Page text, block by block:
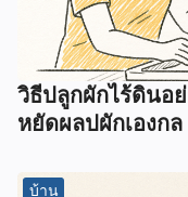
วิธีปลูกผักไร้ดินอ
หยัดผลปผักเองกล
บ้าน